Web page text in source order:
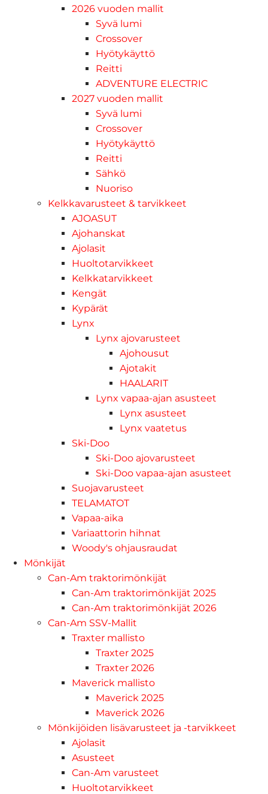
2026 vuoden mallit
Syvä lumi
Crossover
Hyötykäyttö
Reitti
ADVENTURE ELECTRIC
2027 vuoden mallit
Syvä lumi
Crossover
Hyötykäyttö
Reitti
Sähkö
Nuoriso
Kelkkavarusteet & tarvikkeet
AJOASUT
Ajohanskat
Ajolasit
Huoltotarvikkeet
Kelkkatarvikkeet
Kengät
Kypärät
Lynx
Lynx ajovarusteet
Ajohousut
Ajotakit
HAALARIT
Lynx vapaa-ajan asusteet
Lynx asusteet
Lynx vaatetus
Ski-Doo
Ski-Doo ajovarusteet
Ski-Doo vapaa-ajan asusteet
Suojavarusteet
TELAMATOT
Vapaa-aika
Variaattorin hihnat
Woody's ohjausraudat
Mönkijät
Can-Am traktorimönkijät
Can-Am traktorimönkijät 2025
Can-Am traktorimönkijät 2026
Can-Am SSV-Mallit
Traxter mallisto
Traxter 2025
Traxter 2026
Maverick mallisto
Maverick 2025
Maverick 2026
Mönkijöiden lisävarusteet ja -tarvikkeet
Ajolasit
Asusteet
Can-Am varusteet
Huoltotarvikkeet